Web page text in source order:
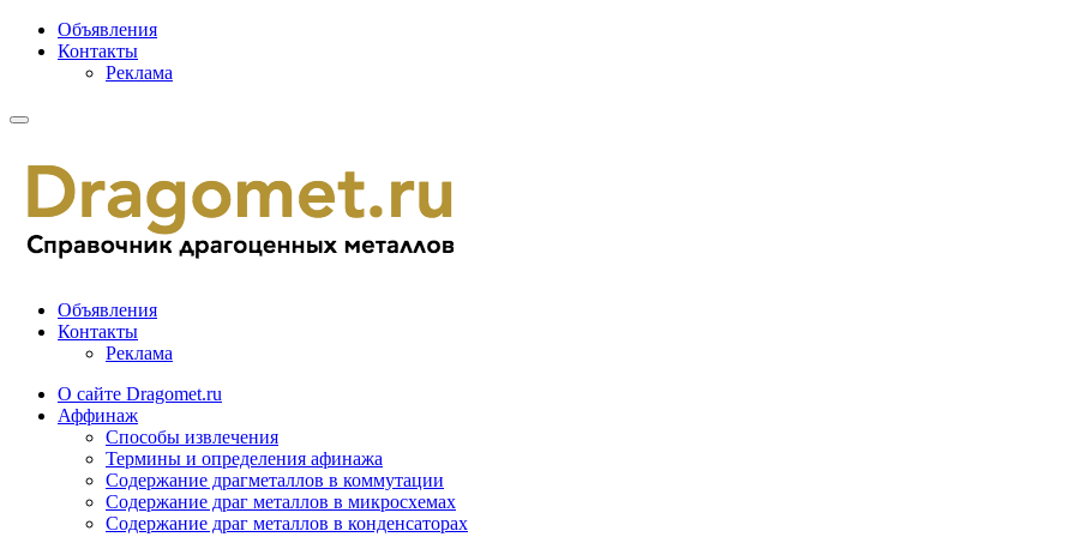
Объявления
Контакты
Реклама
Объявления
Контакты
Реклама
О сайте Dragomet.ru
Аффинаж
Способы извлечения
Термины и определения афинажа
Содержание драгметаллов в коммутации
Содержание драг металлов в микросхемах
Содержание драг металлов в конденсаторах